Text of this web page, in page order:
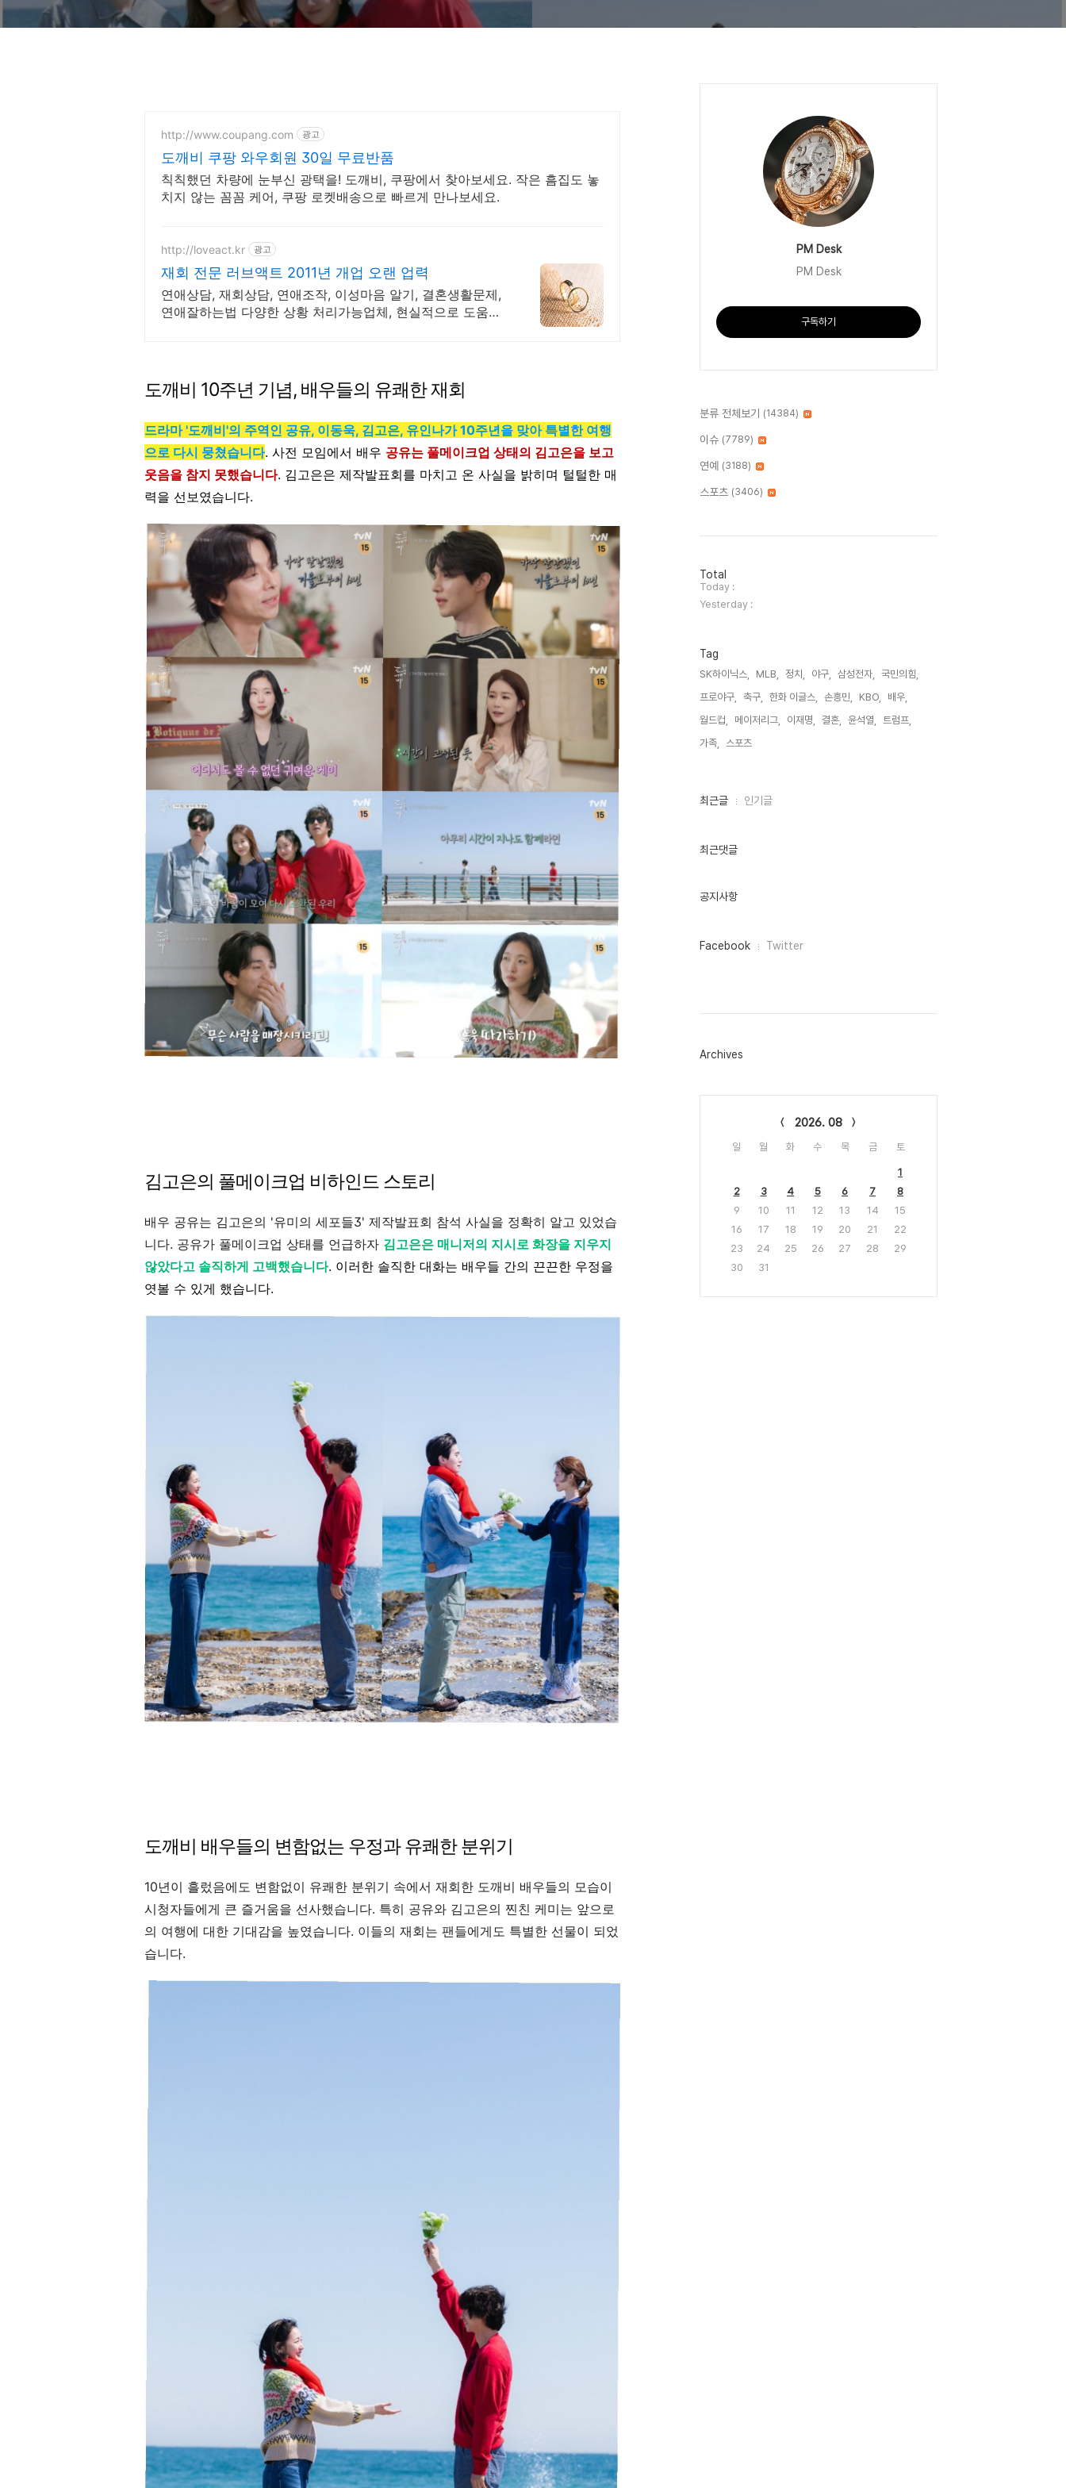
http://www.coupang.com 광고
도깨비 쿠팡 와우회원 30일 무료반품
칙칙했던 차량에 눈부신 광택을! 도깨비, 쿠팡에서 찾아보세요. 작은 흠집도 놓
치지 않는 꼼꼼 케어, 쿠팡 로켓배송으로 빠르게 만나보세요.
http://loveact.kr 광고
재회 전문 러브액트 2011년 개업 오랜 업력
연애상담, 재회상담, 연애조작, 이성마음 알기, 결혼생활문제,
연애잘하는법 다양한 상황 처리가능업체, 현실적으로 도움이
도깨비 10주년 기념, 배우들의 유쾌한 재회
드라마 '도깨비'의 주역인 공유, 이동욱, 김고은, 유인나가 10주년을 맞아 특별한 여행
으로 다시 뭉쳤습니다. 사전 모임에서 배우 공유는 풀메이크업 상태의 김고은을 보고
웃음을 참지 못했습니다. 김고은은 제작발표회를 마치고 온 사실을 밝히며 털털한 매
력을 선보였습니다.
김고은의 풀메이크업 비하인드 스토리
배우 공유는 김고은의 '유미의 세포들3' 제작발표회 참석 사실을 정확히 알고 있었습
니다. 공유가 풀메이크업 상태를 언급하자 김고은은 매니저의 지시로 화장을 지우지
않았다고 솔직하게 고백했습니다. 이러한 솔직한 대화는 배우들 간의 끈끈한 우정을
엿볼 수 있게 했습니다.
도깨비 배우들의 변함없는 우정과 유쾌한 분위기
10년이 흘렀음에도 변함없이 유쾌한 분위기 속에서 재회한 도깨비 배우들의 모습이
시청자들에게 큰 즐거움을 선사했습니다. 특히 공유와 김고은의 찐친 케미는 앞으로
의 여행에 대한 기대감을 높였습니다. 이들의 재회는 팬들에게도 특별한 선물이 되었
습니다.
PM Desk
PM Desk
구독하기
분류 전체보기 (14384)
이슈 (7789)
연예 (3188)
스포츠 (3406)
방
문
자
수
Total
Today :
Yesterday :
Tag
SK하이닉스, MLB, 정치, 야구, 삼성전자,
국민의힘,
프로야구,
축구, 한화 이글스, 손흥민, KBO,
배우,
월드컵,
메이저리그, 이재명, 결혼, 윤석열,
트럼프,
가족,
스포츠,
최
인
최근글 인기글
최근댓글
공지사항
페
그
Facebook Twitter
Archives
2026. 08
일 월 화 수 목 금 토
1
2
3 4 5 6 7
8
9
10 11 12 13 14
15
16
17 18 19 20 21
22
23
24 25 26 27 28
29
30
31